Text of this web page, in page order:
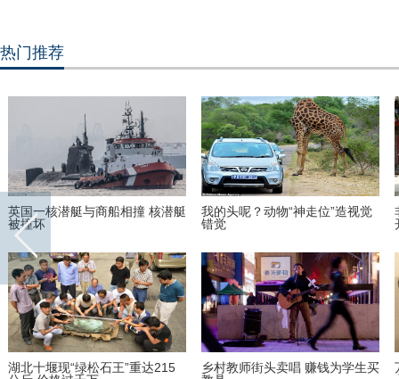
热门推荐
美国迈阿密一机场出现巨型UFO
“双头姐妹”共享一个身体 已大学
非洲弟子少林寺修行 释永信出席
开班仪式
万万没想到！9岁女孩头竟皮植